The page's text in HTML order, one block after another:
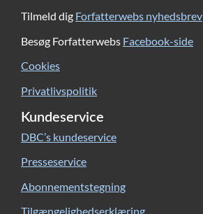
Tilmeld dig Forfatterwebs nyhedsbrev
Besøg Forfatterwebs Facebook-side
Cookies
Privatlivspolitik
Kundeservice
DBC’s kundeservice
Presseservice
Abonnementstegning
Tilgængelighedserklæring